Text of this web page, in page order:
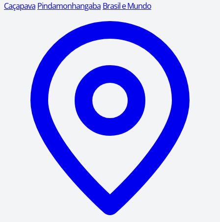
Caçapava Pindamonhangaba Brasil e Mundo